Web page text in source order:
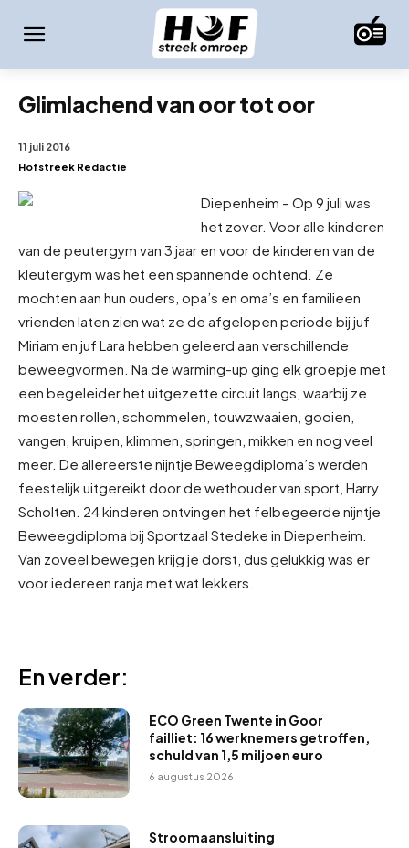
Glimlachend van oor tot oor
11 juli 2016
Hofstreek Redactie
Diepenheim – Op 9 juli was
het zover. Voor alle kinderen
van de peutergym van 3 jaar en voor de kinderen van de
kleutergym was het een spannende ochtend. Ze
mochten aan hun ouders, opa’s en oma’s en familieen
vrienden laten zien wat ze de afgelopen periode bij juf
Miriam en juf Lara hebben geleerd aan verschillende
beweegvormen. Na de warming-up ging elk groepje met
een begeleider het uitgezette circuit langs, waarbij ze
moesten rollen, schommelen, touwzwaaien, gooien,
vangen, kruipen, klimmen, springen, mikken en nog veel
meer. De allereerste nijntje Beweegdiploma’s werden
feestelijk uitgereikt door de wethouder van sport, Harry
Scholten. 24 kinderen ontvingen het felbegeerde nijntje
Beweegdiploma bij Sportzaal Stedeke in Diepenheim.
Van zoveel bewegen krijg je dorst, dus gelukkig was er
voor iedereen ranja met wat lekkers.
En verder:
ECO Green Twente in Goor
failliet: 16 werknemers getroffen,
schuld van 1,5 miljoen euro
6 augustus 2026
Stroomaansluiting